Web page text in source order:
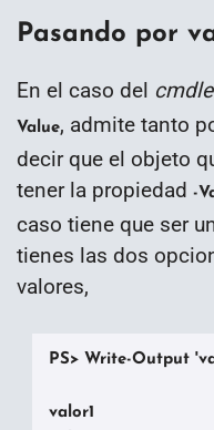
Pasando por
En el caso del
Value, admite tanto
decir que el objeto
tener la propiedad -
caso tiene que ser
tienes las dos
valores,
PS> Write-Output
valor1